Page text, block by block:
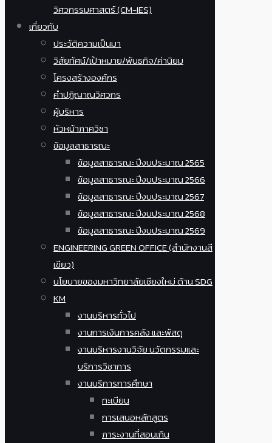
วิศวกรรมศาสตร์ (CM-IES)
เกี่ยวกับ
ประวัติความเป็นมา
วิสัยทัศน์/เป้าหมาย/พันธกิจ/ค่านิยม
โครงสร้างองค์กร
คำปฏิญาณวิศวกร
ผู้บริหาร
หัวหน้าภาควิชา
ข้อมูลสาธารณะ
ข้อมูลสาธารณะ ปีงบประมาณ 2565
ข้อมูลสาธารณะ ปีงบประมาณ 2566
ข้อมูลสาธารณะ ปีงบประมาณ 2567
ข้อมูลสาธารณะ ปีงบประมาณ 2568
ข้อมูลสาธารณะ ปีงบประมาณ 2569
ENGINEERING GREEN OFFICE (สำนักงานสี
เขียว)
นโยบายของมหาวิทยาลัยเชียงใหม่ ด้าน SDG
KM
งานบริหารทั่วไป
งานการเงินการคลัง และพัสดุ
งานบริหารงานวิจัย นวัตกรรมและ
บริการวิชาการ
งานบริการการศึกษา
ทะเบียน
การเสนอหลักสูตร
ภาระงานที่สอนเกิน